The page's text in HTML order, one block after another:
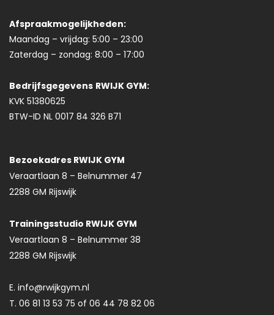
Afspraakmogelijkheden:
Maandag – vrijdag: 5:00 – 23:00
Zaterdag – zondag: 8:00 – 17:00
Bedrijfsgegevens RWIJK GYM:
KVK 51380625
BTW-ID NL 0017 84 326 B71
Bezoekadres RWIJK GYM
Veraartlaan 8 – Belnummer 47
2288 GM Rijswijk
Trainingsstudio RWIJK GYM
Veraartlaan 8 – Belnummer 38
2288 GM Rijswijk
E. info@rwijkgym.nl
T. 06 81 13 53 75 of 06 44 78 82 06